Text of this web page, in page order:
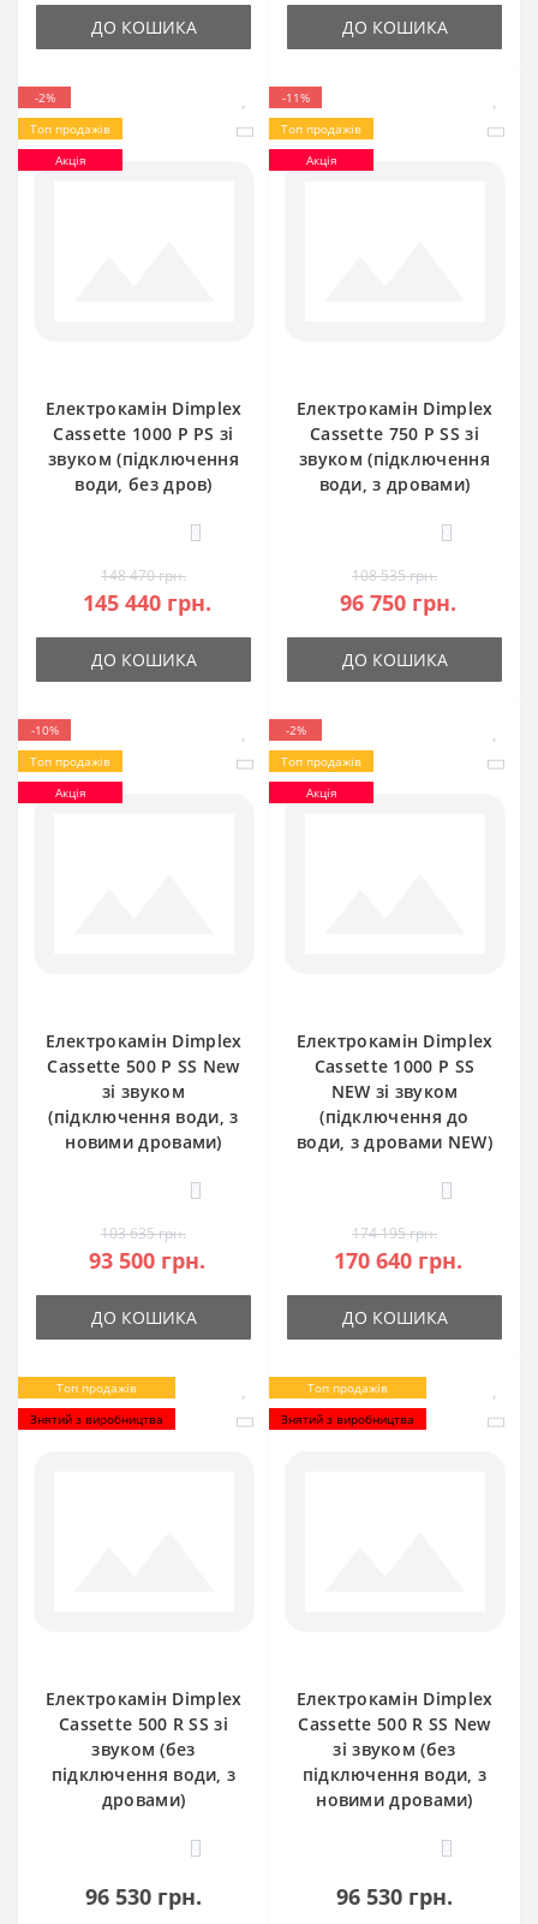
ДО КОШИКА ДО КОШИКА
-2%
Топ продажів
Акція
Електрокамін Dimplex
Cassette 1000 P PS зі
звуком (підключення
води, без дров)
0
148 470 грн.
145 440 грн.
ДО КОШИКА
-11%
Топ продажів
Акція
Електрокамін Dimplex
Cassette 750 P SS зі
звуком (підключення
води, з дровами)
0
108 535 грн.
96 750 грн.
ДО КОШИКА
-10%
Топ продажів
Акція
Електрокамін Dimplex
Cassette 500 P SS New
зі звуком
(підключення води, з
новими дровами)
0
103 635 грн.
93 500 грн.
ДО КОШИКА
-2%
Топ продажів
Акція
Електрокамін Dimplex
Cassette 1000 P SS
NEW зі звуком
(підключення до
води, з дровами NEW)
0
174 195 грн.
170 640 грн.
ДО КОШИКА
Топ продажів
Знятий з виробництва
Електрокамін Dimplex
Cassette 500 R SS зі
звуком (без
підключення води, з
дровами)
0
96 530 грн.
Топ продажів
Знятий з виробництва
Електрокамін Dimplex
Cassette 500 R SS New
зі звуком (без
підключення води, з
новими дровами)
0
96 530 грн.